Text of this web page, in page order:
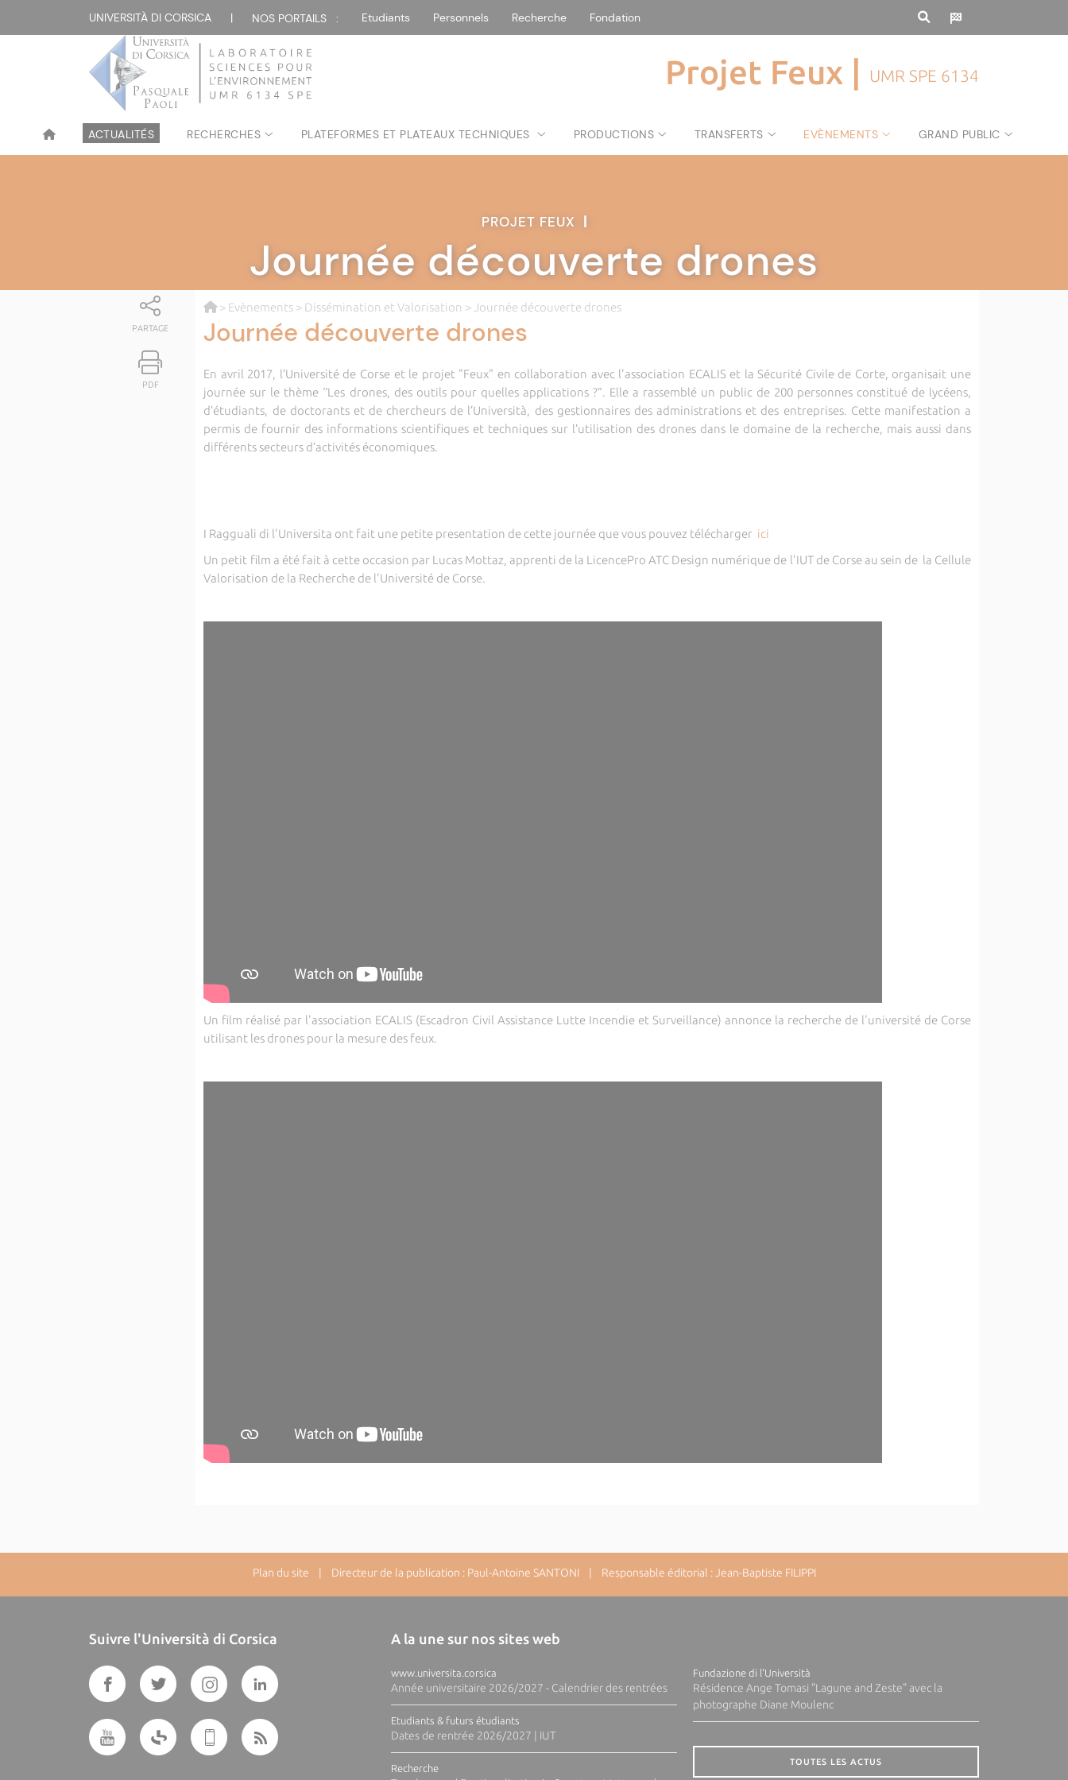
UNIVERSITÀ DI CORSICA | NOS PORTAILS : Etudiants Personnels Recherche Fondation
Projet Feux | UMR SPE 6134
ACTUALITÉS RECHERCHES PLATEFORMES ET PLATEAUX TECHNIQUES PRODUCTIONS TRANSFERTS EVÈNEMENTS GRAND PUBLIC
PROJET FEUX |
Journée découverte drones
PARTAGE
PDF
> Evènements > Dissémination et Valorisation > Journée découverte drones
Journée découverte drones
En avril 2017, l’Université de Corse et le projet "Feux" en collaboration avec l'association ECALIS et la Sécurité Civile de Corte, organisait une
journée sur le thème ‘‘Les drones, des outils pour quelles applications ?”. Elle a rassemblé un public de 200 personnes constitué de lycéens,
d’étudiants, de doctorants et de chercheurs de l’Università, des gestionnaires des administrations et des entreprises. Cette manifestation a
permis de fournir des informations scientifiques et techniques sur l’utilisation des drones dans le domaine de la recherche, mais aussi dans
différents secteurs d’activités économiques.
I Ragguali di l'Universita ont fait une petite presentation de cette journée que vous pouvez télécharger ici
Un petit film a été fait à cette occasion par Lucas Mottaz, apprenti de la LicencePro ATC Design numérique de l'IUT de Corse au sein de la Cellule
Valorisation de la Recherche de l'Université de Corse.
Un film réalisé par l'association ECALIS (Escadron Civil Assistance Lutte Incendie et Surveillance) annonce la recherche de l'université de Corse
utilisant les drones pour la mesure des feux.
Plan du site | Directeur de la publication : Paul-Antoine SANTONI | Responsable éditorial : Jean-Baptiste FILIPPI
Suivre l'Università di Corsica A la une sur nos sites web
www.universita.corsica
Année universitaire 2026/2027 - Calendrier des rentrées
Etudiants & futurs étudiants
Dates de rentrée 2026/2027 | IUT
Recherche
Fundazione di l'Università
Résidence Ange Tomasi "Lagune and Zeste" avec la
photographe Diane Moulenc
TOUTES LES ACTUS